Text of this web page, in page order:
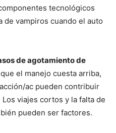
tecnológicos
de vampiros cuando el auto
de agotamiento de
el manejo cuesta arriba,
ac pueden contribuir
viajes cortos y la falta de
pueden ser factores.